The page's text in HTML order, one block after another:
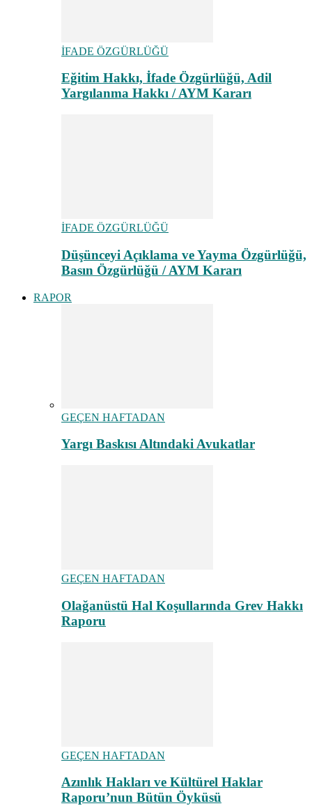
İFADE ÖZGÜRLÜĞÜ
Eğitim Hakkı, İfade Özgürlüğü, Adil
Yargılanma Hakkı / AYM Kararı
İFADE ÖZGÜRLÜĞÜ
Düşünceyi Açıklama ve Yayma Özgürlüğü,
Basın Özgürlüğü / AYM Kararı
RAPOR
GEÇEN HAFTADAN
Yargı Baskısı Altındaki Avukatlar
GEÇEN HAFTADAN
Olağanüstü Hal Koşullarında Grev Hakkı
Raporu
GEÇEN HAFTADAN
Azınlık Hakları ve Kültürel Haklar
Raporu’nun Bütün Öyküsü